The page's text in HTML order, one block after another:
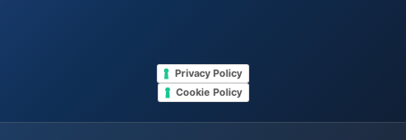
Privacy Policy
Cookie Policy